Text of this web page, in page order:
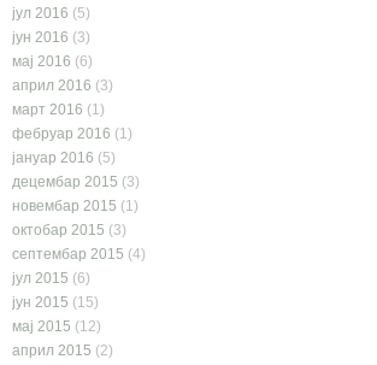
јул 2016 (5)
јун 2016 (3)
мај 2016 (6)
април 2016 (3)
март 2016 (1)
фебруар 2016 (1)
јануар 2016 (5)
децембар 2015 (3)
новембар 2015 (1)
октобар 2015 (3)
септембар 2015 (4)
јул 2015 (6)
јун 2015 (15)
мај 2015 (12)
април 2015 (2)